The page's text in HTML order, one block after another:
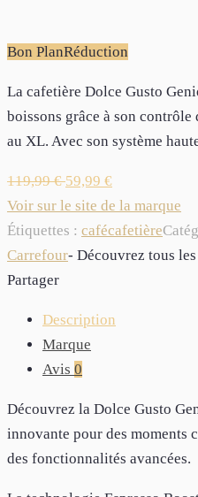
Bon PlanRéduction
La cafetière Dolce Gusto
boissons grâce à son
au XL. Avec son système
119,99€ 59,99 €
Voir sur le site de la marque
Étiquettes : cafécafetière
Carrefour- Découvrez tous
Partager
Description
Marque
Avis 0
Découvrez la Dolce Gusto
innovante pour des moments
des fonctionnalités avancées.